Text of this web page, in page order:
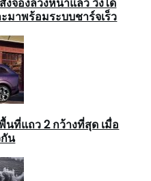
ะมาพร้อมระบบชาร์จเร็ว
นที่แถว 2 กว้างที่สุด เมื่อ
น